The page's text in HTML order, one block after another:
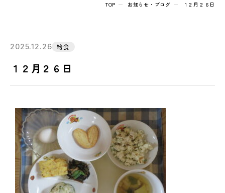
TOP お知らせ・ブログ １２月２６日
2025.12.26 給食
１２月２６日